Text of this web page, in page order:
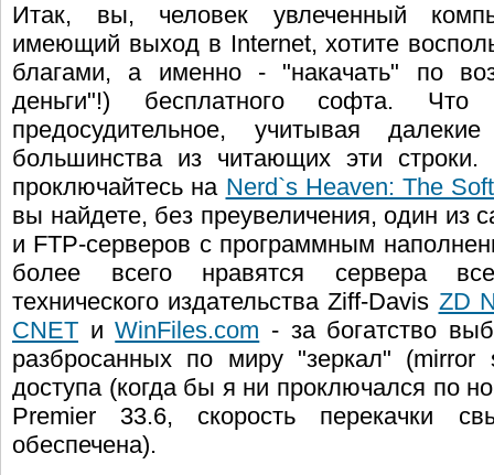
Итак, вы, человек увлеченный
имеющий выход в Internet, хотите
благами, а именно - "накачать" по
деньги"!) бесплатного софта.
предосудительное, учитывая
большинства из читающих эти
проключайтесь на Nerd`s Heaven: The
вы найдете, без преувеличения, один из
и FTP-серверов с программным
более всего нравятся сервера
технического издательства Ziff-Davis ZD
CNET иWinFiles.com - за богатство
разбросанных по миру "зеркал"
доступа (когда бы я ни проключался по
Premier 33.6, скорость перекачки
обеспечена).